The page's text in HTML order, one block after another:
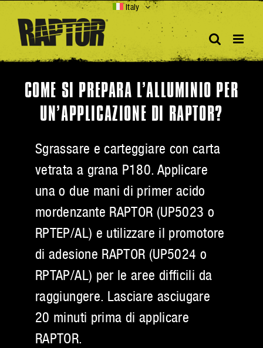
content
Italy
COME SI PREPARA L’ALLUMINIO PER
UN’APPLICAZIONE DI RAPTOR?
Sgrassare e carteggiare con carta
vetrata a grana P180. Applicare
una o due mani di primer acido
mordenzante RAPTOR (UP5023 o
RPTEP/AL) e utilizzare il promotore
di adesione RAPTOR (UP5024 o
RPTAP/AL) per le aree difficili da
raggiungere. Lasciare asciugare
20 minuti prima di applicare
RAPTOR.